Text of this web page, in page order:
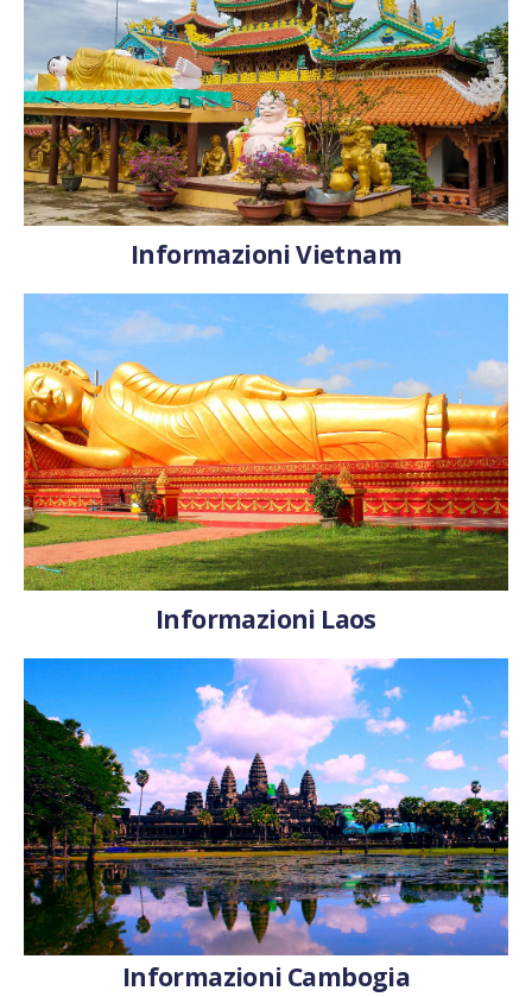
Informazioni Vietnam
Informazioni Laos
Informazioni Cambogia